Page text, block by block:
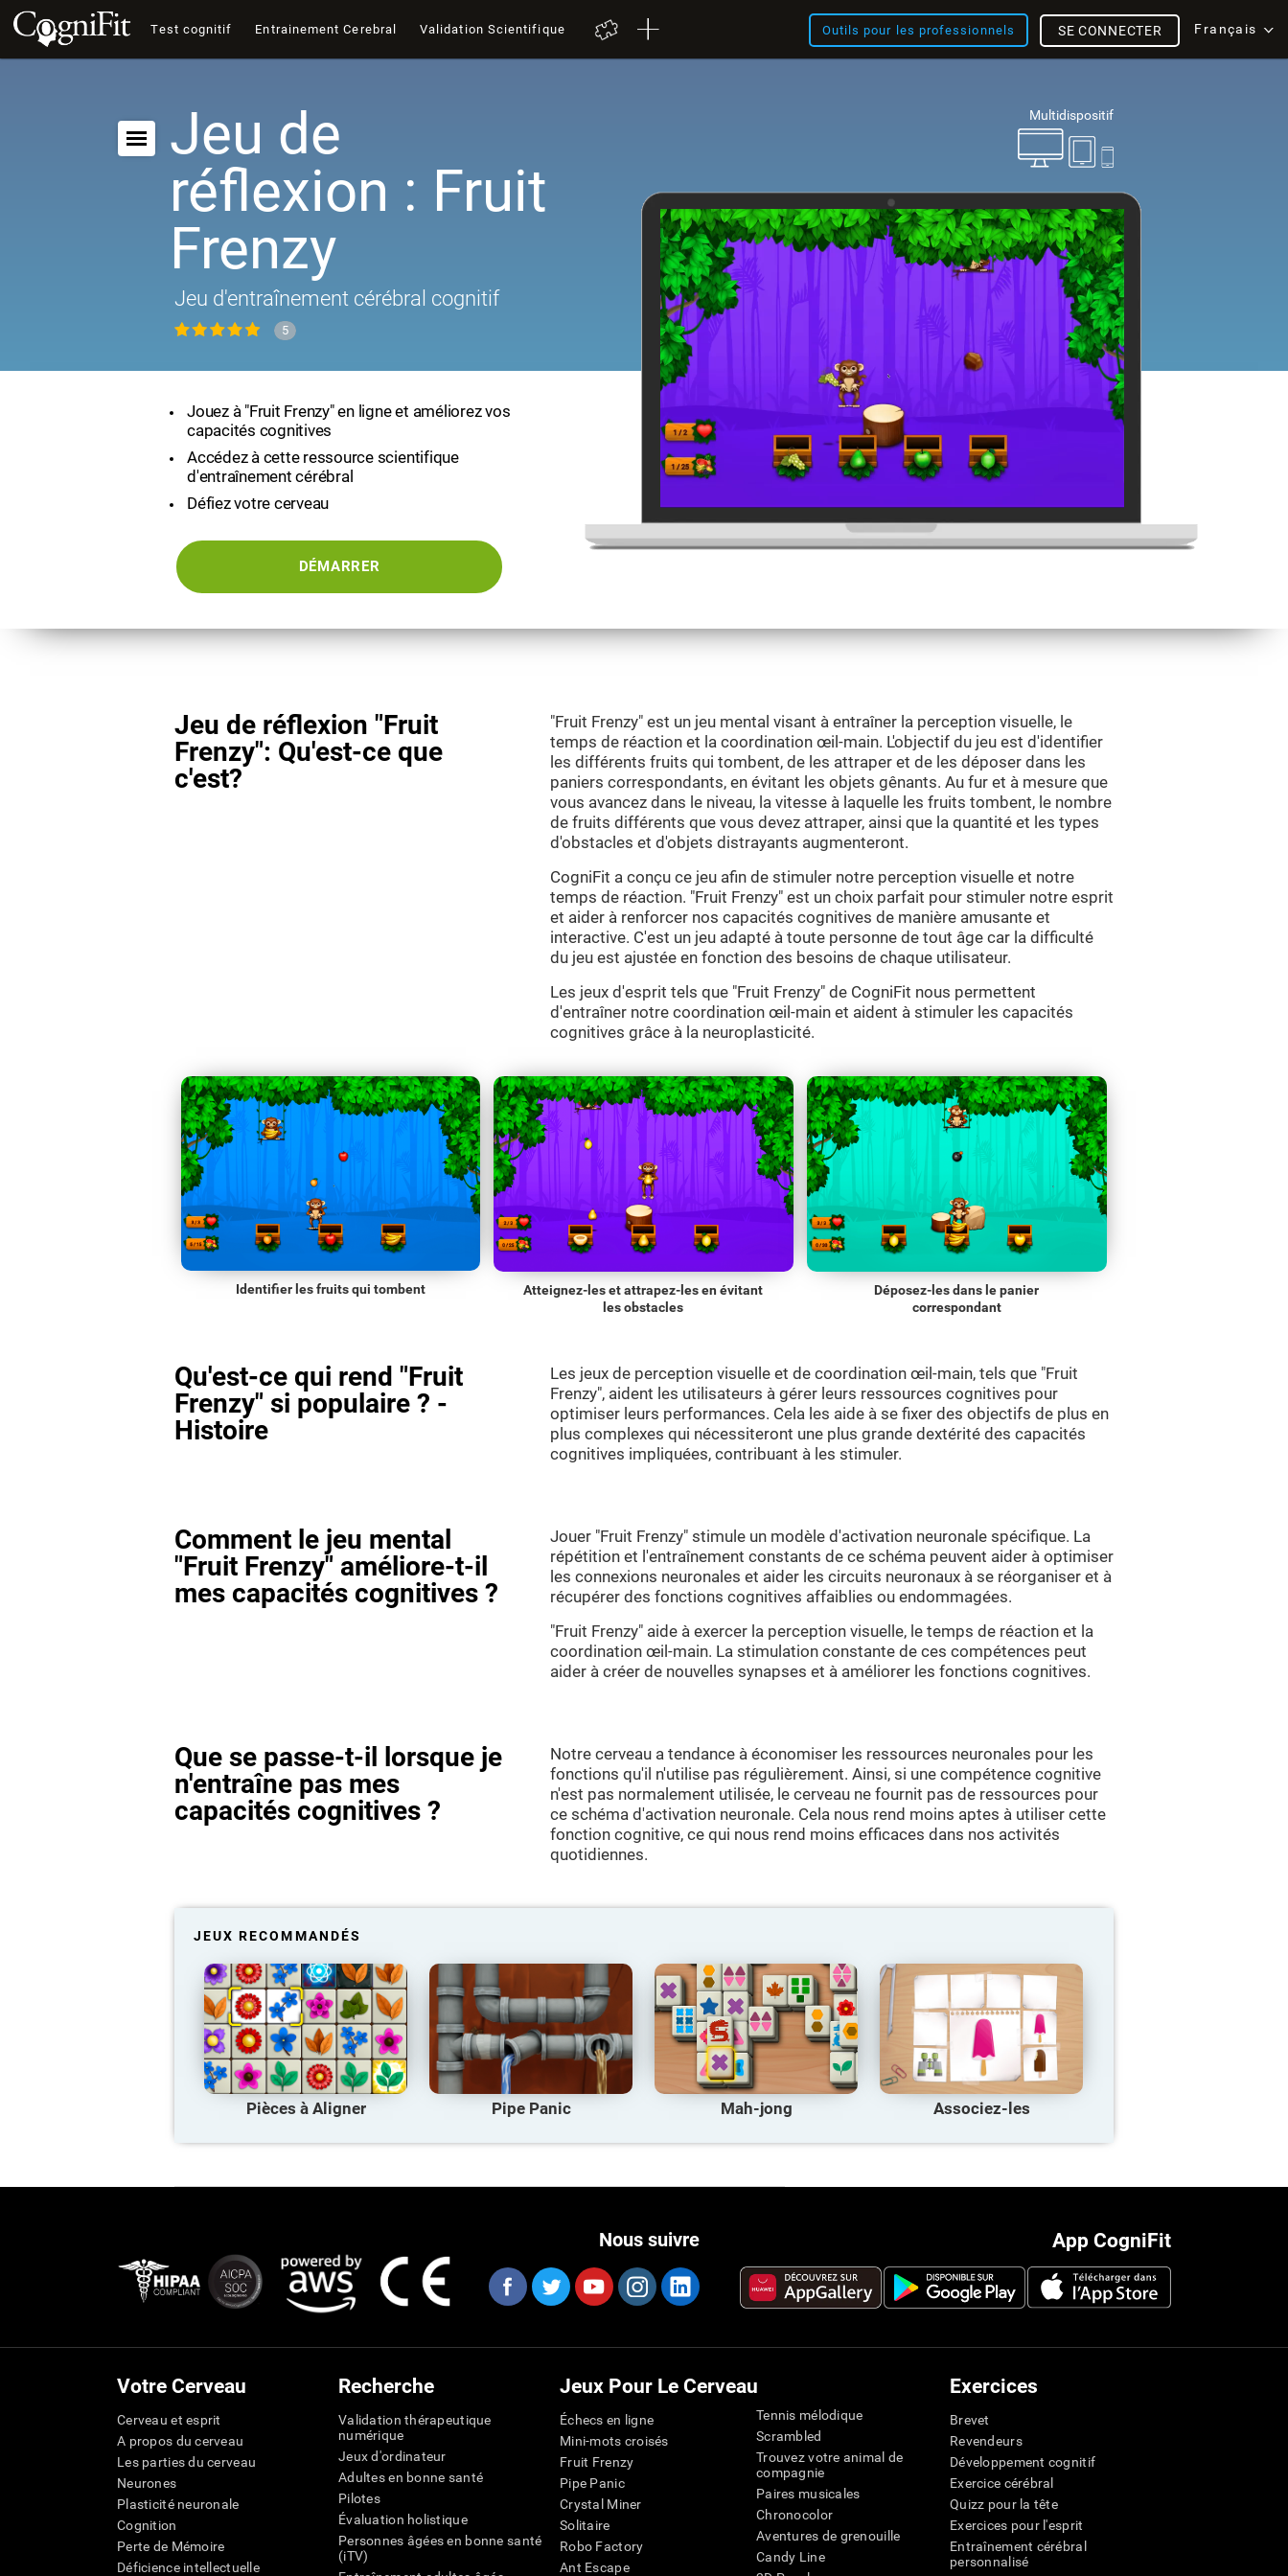
Test cognitif Entrainement Cerebral Validation Scientifique Outils pour les professionnels Français
SE CONNECTER
Multidispositif
Jeu de
réflexion : Fruit
Frenzy
Jeu d'entraînement cérébral cognitif
5
Jouez à "Fruit Frenzy" en ligne et améliorez vos
capacités cognitives
Accédez à cette ressource scientifique
d'entraînement cérébral
Défiez votre cerveau
DÉMARRER
Jeu de réflexion "Fruit
Frenzy": Qu'est-ce que
c'est?
"Fruit Frenzy" est un jeu mental visant à entraîner la perception visuelle, le
temps de réaction et la coordination œil-main. L'objectif du jeu est d'identifier
les différents fruits qui tombent, de les attraper et de les déposer dans les
paniers correspondants, en évitant les objets gênants. Au fur et à mesure que
vous avancez dans le niveau, la vitesse à laquelle les fruits tombent, le nombre
de fruits différents que vous devez attraper, ainsi que la quantité et les types
d'obstacles et d'objets distrayants augmenteront.
CogniFit a conçu ce jeu afin de stimuler notre perception visuelle et notre
temps de réaction. "Fruit Frenzy" est un choix parfait pour stimuler notre esprit
et aider à renforcer nos capacités cognitives de manière amusante et
interactive. C'est un jeu adapté à toute personne de tout âge car la difficulté
du jeu est ajustée en fonction des besoins de chaque utilisateur.
Les jeux d'esprit tels que "Fruit Frenzy" de CogniFit nous permettent
d'entraîner notre coordination œil-main et aident à stimuler les capacités
cognitives grâce à la neuroplasticité.
Identifier les fruits qui tombent
Atteignez-les et attrapez-les en évitant
les obstacles
Déposez-les dans le panier
correspondant
Qu'est-ce qui rend "Fruit
Frenzy" si populaire ? -
Histoire
Les jeux de perception visuelle et de coordination œil-main, tels que "Fruit
Frenzy", aident les utilisateurs à gérer leurs ressources cognitives pour
optimiser leurs performances. Cela les aide à se fixer des objectifs de plus en
plus complexes qui nécessiteront une plus grande dextérité des capacités
cognitives impliquées, contribuant à les stimuler.
Comment le jeu mental
"Fruit Frenzy" améliore-t-il
mes capacités cognitives ?
Jouer "Fruit Frenzy" stimule un modèle d'activation neuronale spécifique. La
répétition et l'entraînement constants de ce schéma peuvent aider à optimiser
les connexions neuronales et aider les circuits neuronaux à se réorganiser et à
récupérer des fonctions cognitives affaiblies ou endommagées.
"Fruit Frenzy" aide à exercer la perception visuelle, le temps de réaction et la
coordination œil-main. La stimulation constante de ces compétences peut
aider à créer de nouvelles synapses et à améliorer les fonctions cognitives.
Que se passe-t-il lorsque je
n'entraîne pas mes
capacités cognitives ?
Notre cerveau a tendance à économiser les ressources neuronales pour les
fonctions qu'il n'utilise pas régulièrement. Ainsi, si une compétence cognitive
n'est pas normalement utilisée, le cerveau ne fournit pas de ressources pour
ce schéma d'activation neuronale. Cela nous rend moins aptes à utiliser cette
fonction cognitive, ce qui nous rend moins efficaces dans nos activités
quotidiennes.
JEUX RECOMMANDÉS
Pièces à Aligner Pipe Panic Mah-jong Associez-les
App CogniFit
Nous suivre
Votre Cerveau
Cerveau et esprit
A propos du cerveau
Les parties du cerveau
Neurones
Plasticité neuronale
Cognition
Perte de Mémoire
Déficience intellectuelle
Recherche
Validation thérapeutique
numérique
Jeux d'ordinateur
Adultes en bonne santé
Pilotes
Évaluation holistique
Personnes âgées en bonne santé
(iTV)
Jeux Pour Le Cerveau
Échecs en ligne
Mini-mots croisés
Fruit Frenzy
Pipe Panic
Crystal Miner
Solitaire
Robo Factory
Ant Escape
Tennis mélodique
Scrambled
Trouvez votre animal de
compagnie
Paires musicales
Chronocolor
Aventures de grenouille
Candy Line
Exercices
Brevet
Revendeurs
Développement cognitif
Exercice cérébral
Quizz pour la tête
Exercices pour l'esprit
Entraînement cérébral
personnalisé